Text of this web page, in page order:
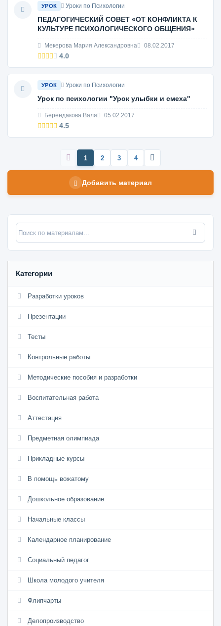
УРОК Уроки по Психологии
ПЕДАГОГИЧЕСКИЙ СОВЕТ «ОТ КОНФЛИКТА К
КУЛЬТУРЕ ПСИХОЛОГИЧЕСКОГО ОБЩЕНИЯ»
Мекерова Мария Александровна 08.02.2017
4.0
УРОК Уроки по Психологии
Урок по психологии "Урок улыбки и смеха"
Берендакова Валя 05.02.2017
4.5
1 2 3 4
Добавить материал
Категории
Разработки уроков
Презентации
Тесты
Контрольные работы
Методические пособия и разработки
Воспитательная работа
Аттестация
Предметная олимпиада
Прикладные курсы
В помощь вожатому
Дошкольное образование
Начальные классы
Календарное планирование
Социальный педагог
Школа молодого учителя
Флипчарты
Делопроизводство